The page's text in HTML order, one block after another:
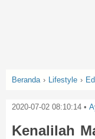
Beranda › Lifestyle ›
2020-07-02 08:10:14 •
Kenalilah